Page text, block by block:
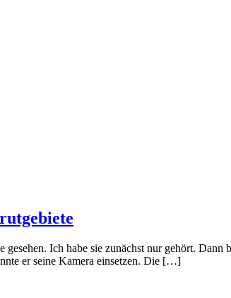
Ich habe sie zunächst nur gehört.
er seine Kamera einsetzen. Die […]